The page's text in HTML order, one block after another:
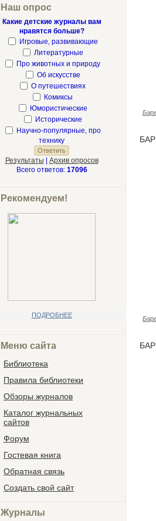
Наш опрос
Какие детские журналы вам
нравятся больше?
Игровые, развивающие
Литературные
Про животных и природу
Об искусстве
О путешествиях
Комиксы
Юмористические
Исторические
Научно-популярные, про
технику
Результаты
Архив опросов
Всего ответов: 17096
Рекомендуем!
ПОДРОБНЕЕ
Меню сайта
Библиотека
Правила библиотеки
Обзоры журналов
Каталог журнальных
сайтов
Форум
Гостевая книга
Обратная связь
Создать свой сайт
Журналы